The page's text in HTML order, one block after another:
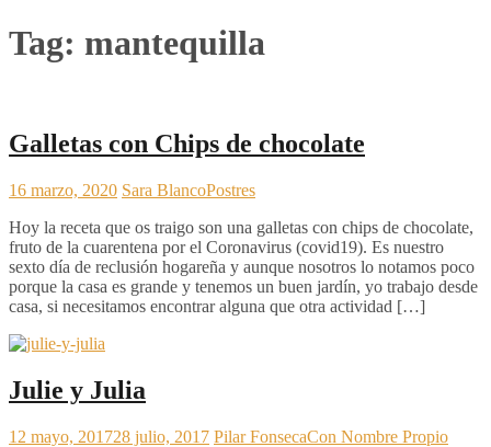
Tag: mantequilla
Galletas con Chips de chocolate
16 marzo, 2020 Sara BlancoPostres
Hoy la receta que os traigo son una galletas con chips de chocolate,
fruto de la cuarentena por el Coronavirus (covid19). Es nuestro
sexto día de reclusión hogareña y aunque nosotros lo notamos poco
porque la casa es grande y tenemos un buen jardín, yo trabajo desde
casa, si necesitamos encontrar alguna que otra actividad […]
Julie y Julia
12 mayo, 201728 julio, 2017 Pilar FonsecaCon Nombre Propio